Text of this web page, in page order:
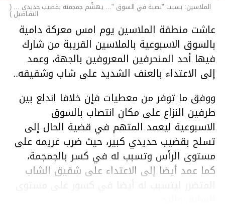
الملاسين: بسبب "نصبة في السوق "... يهشّم جمجمته بقضيب حديدي ... (
التفـاصيل )
عاشت منطقة الملاسين يوم امس معركة دامية
بالسوق الاسبوعية بالملاسين القريبة من شارك
فيها أحد المنحرفين المعروفين بالجهة، وعمد
إلى الاعتداء بالعنف الشديد على شاب وشقيقه..
ووفق ما توفر من معطيات فإن خلافا اندلع بين
طرفين النزاع على مكان انتصاب بالسوق
الاسبوعية ليعمد المتهم في قضية الحال إلى
تسلح بقضيب حديدي كبير، حيث ضرب غريمه على
مستوى الرأس وتسبب له في كسر بالجمجمة،
كما عمد أيضا إلى الاعتداء على شقيق الشاب
المتضرر ليتسبب له أيضا في كسور على مستوى